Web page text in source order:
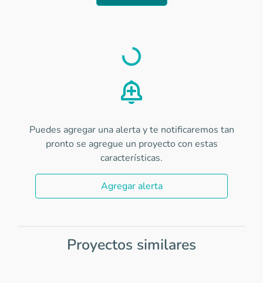
Load
Puedes agregar una alerta y te notificaremos tan
pronto se agregue un proyecto con estas
características.
Agregar alerta
Proyectos similares